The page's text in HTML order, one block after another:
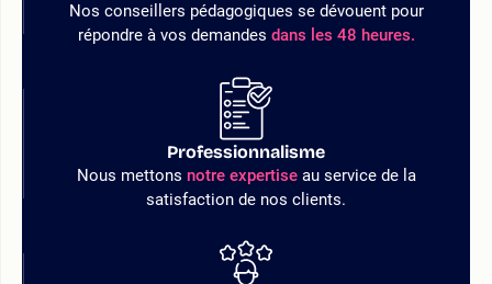
Nos conseillers pédagogiques se dévouent pour
répondre à vos demandes dans les 48 heures.
Professionnalisme
Nous mettons notre expertiseau service de la
satisfaction de nos clients.